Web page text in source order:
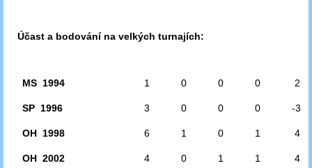
Účast a bodování na velkých turnajích:
MS 1994 1 0 0 0 2
SP 1996 3 0 0 0 -3
OH 1998 6 1 0 1 4
OH 2002 4 0 1 1 4